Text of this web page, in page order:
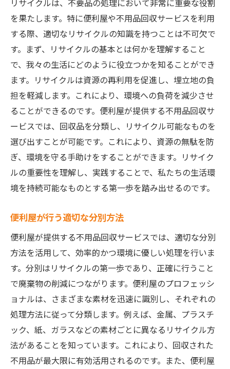
リサイクルは、不要品の処理において非常に重要な役割
を果たします。特に便利屋や不用品回収サービスを利用
する際、適切なリサイクルの知識を持つことは不可欠で
す。まず、リサイクルの基本とは何かを理解すること
で、我々の生活にどのように役立つかを知ることができ
ます。リサイクルは資源の再利用を促進し、埋立地の負
担を軽減します。これにより、環境への負荷を減少させ
ることができるのです。便利屋が提供する不用品回収サ
ービスでは、回収品を分類し、リサイクル可能なものを
選び出すことが可能です。これにより、資源の無駄を防
ぎ、環境を守る手助けをすることができます。リサイク
ルの重要性を理解し、実践することで、私たちの生活環
境を持続可能なものとする第一歩を踏み出せるのです。
便利屋が行う適切な分別方法
便利屋が提供する不用品回収サービスでは、適切な分別
方法を活用して、効率的かつ環境に優しい処理を行いま
す。分別はリサイクルの第一歩であり、正確に行うこと
で廃棄物の削減につながります。便利屋のプロフェッシ
ョナルは、さまざまな素材を迅速に識別し、それぞれの
処理方法に従って分類します。例えば、金属、プラスチ
ック、紙、ガラスなどの素材ごとに異なるリサイクル方
法があることを知っています。これにより、回収された
不用品が最大限に有効活用されるのです。また、便利屋